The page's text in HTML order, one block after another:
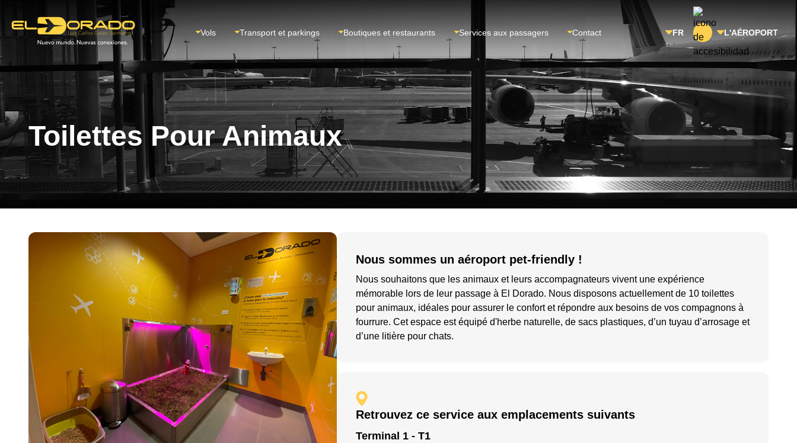
Vols Transport et parkings Boutiques et restaurants Services aux passagers Contact FR L'AÉROPORT
Toilettes Pour Animaux
Nous sommes un aéroport pet-friendly !
Nous souhaitons que les animaux et leurs accompagnateurs vivent une expérience
mémorable lors de leur passage à El Dorado. Nous disposons actuellement de 10 toilettes
pour animaux, idéales pour assurer le confort et répondre aux besoins de vos compagnons à
fourrure. Cet espace est équipé d'herbe naturelle, de sacs plastiques, d’un tuyau d’arrosage et
d’une litière pour chats.
Retrouvez ce service aux emplacements suivants
Terminal 1 - T1